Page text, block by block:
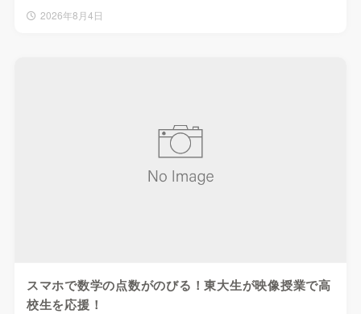
2026年8月4日
スマホで数学の点数がのびる！東大生が映像授業で高
校生を応援！